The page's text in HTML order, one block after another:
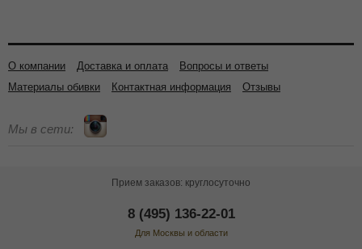
О компании Доставка и оплата
Вопросы и ответы
Материалы обивки
Контактная информация Отзывы
Мы в сети:
Прием заказов: круглосуточно
8 (495) 136-22-01
Для Москвы и области